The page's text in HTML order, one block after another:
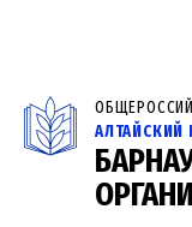
АЛТАЙСКИЙ